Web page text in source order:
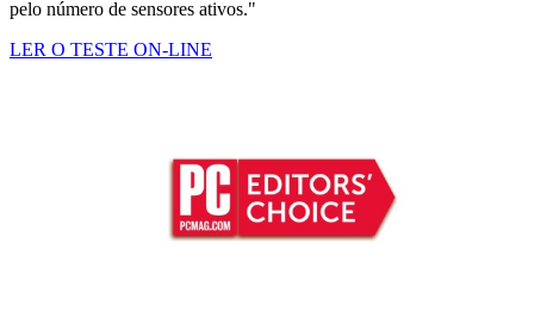
pelo número de sensores ativos."
LER O TESTE ON-LINE